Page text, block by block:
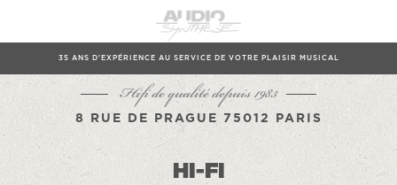
35 ANS D'EXPÉRIENCE AU SERVICE DE VOTRE PLAISIR MUSICAL
Hifi de qualité depuis 1983
8 RUE DE PRAGUE 75012 PARIS
HI-FI